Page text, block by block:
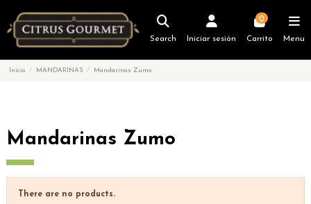
Search Iniciar sesión
0
Carrito Menu
Inicio MANDARINAS Mandarinas Zumo
Mandarinas Zumo
There are no products.